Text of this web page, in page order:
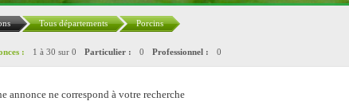
Tous départements Porcins
: 1 à 30 sur 0 Particulier : 0 Professionnel : 0
annonce ne correspond à votre recherche